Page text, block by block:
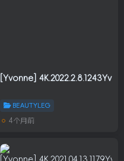
[Yvonne]
BEAUTYLEG
4个月前